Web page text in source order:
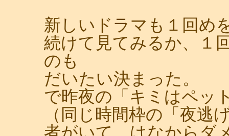
新しいドラマも１回め
続けて見てみるか、１
のも
だいたい決まった。
で昨夜の「キミはペッ
（同じ時間枠の「夜逃